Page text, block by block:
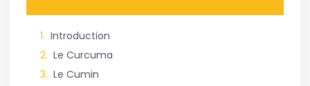
Introduction
Le Curcuma
Le Cumin